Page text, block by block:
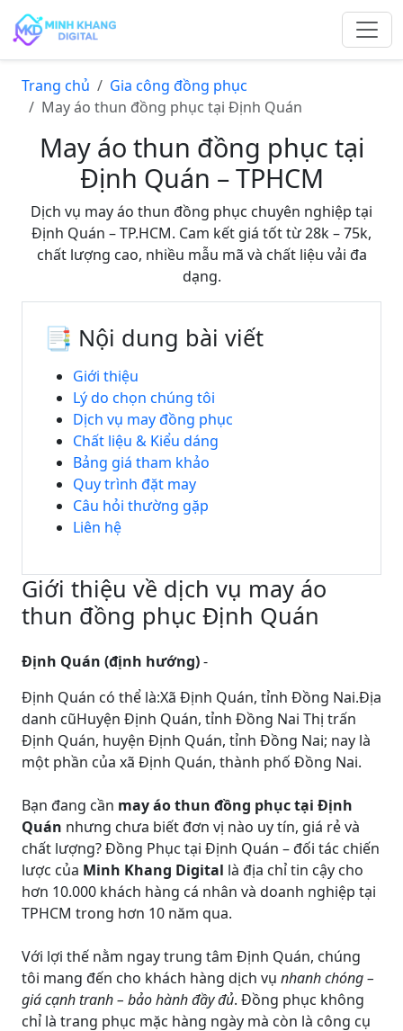
Trang chủ
Gia công đồng phục
May áo thun đồng phục tại Định Quán
May áo thun đồng phục tại
Định Quán – TPHCM
Dịch vụ may áo thun đồng phục chuyên nghiệp tại
Định Quán – TP.HCM. Cam kết giá tốt từ 28k – 75k,
chất lượng cao, nhiều mẫu mã và chất liệu vải đa
dạng.
📑 Nội dung bài viết
Giới thiệu
Lý do chọn chúng tôi
Dịch vụ may đồng phục
Chất liệu & Kiểu dáng
Bảng giá tham khảo
Quy trình đặt may
Câu hỏi thường gặp
Liên hệ
Giới thiệu về dịch vụ may áo
thun đồng phục Định Quán
Định Quán (định hướng)-
Định Quán có thể là:Xã Định Quán, tỉnh Đồng Nai.Địa
danh cũHuyện Định Quán, tỉnh Đồng Nai Thị trấn
Định Quán, huyện Định Quán, tỉnh Đồng Nai; nay là
một phần của xã Định Quán, thành phố Đồng Nai.
Bạn đang cần may áo thun đồng phục tại Định
Quán nhưng chưa biết đơn vị nào uy tín, giá rẻ và
chất lượng? Đồng Phục tại Định Quán – đối tác chiến
lược của Minh Khang Digital là địa chỉ tin cậy cho
hơn 10.000 khách hàng cá nhân và doanh nghiệp tại
TPHCM trong hơn 10 năm qua.
Với lợi thế nằm ngay trung tâm Định Quán, chúng
tôi mang đến cho khách hàng dịch vụ nhanh chóng –
giá cạnh tranh – bảo hành đầy đủ. Đồng phục không
chỉ là trang phục mặc hàng ngày mà còn là công cụ